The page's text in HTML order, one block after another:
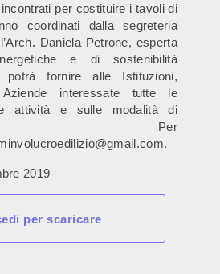
per costituire i tavoli di
coordinati dalla segreteria
Daniela Petrone, esperta
e di sostenibilità
potrà fornire alle Istituzioni,
interessate tutte le
attività e sulle modalità di
Per
com.
2019
per scaricare